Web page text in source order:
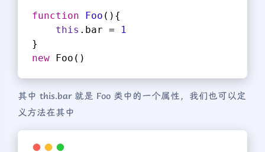
function Foo ( ) {
this .bar =
1
}
new Foo()
其中 this.bar 就是 Foo 类中的一个属性，我们也可以定
义方法在其中